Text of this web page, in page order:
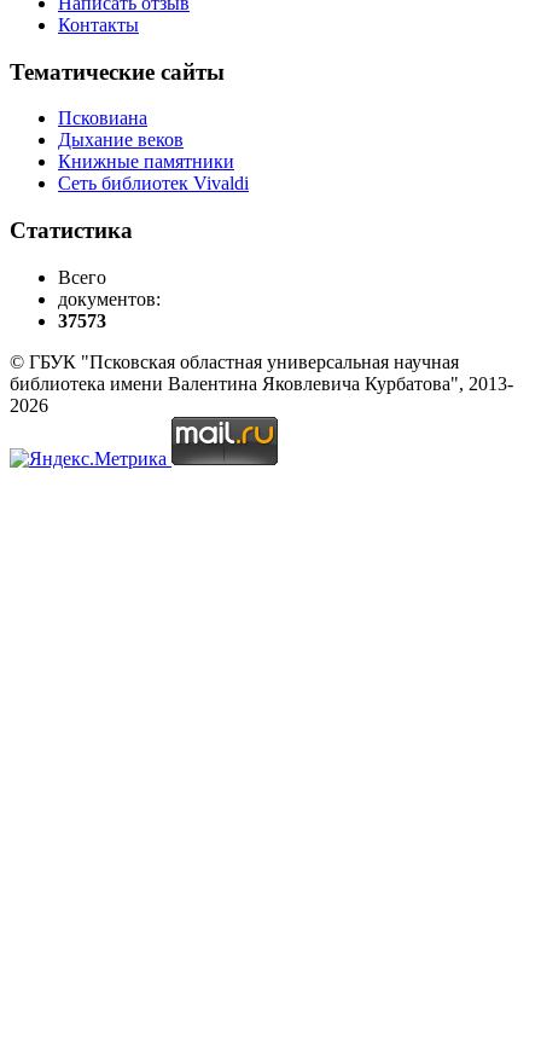
Контакты
Тематические сайты
Псковиана
Дыхание веков
Книжные памятники
Сеть библиотек Vivaldi
Статистика
Всего
документов:
37573
© ГБУК "Псковская областная универсальная научная
библиотека имени Валентина Яковлевича Курбатова", 2013-
2026